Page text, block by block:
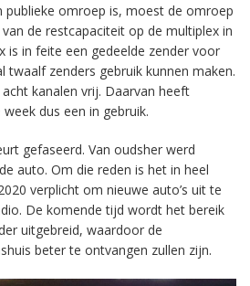
publieke omroep is, moest de omroep
de restcapaciteit op de multiplex in
is in feite een gedeelde zender voor
twaalf zenders gebruik kunnen maken.
kanalen vrij. Daarvan heeft
dus een in gebruik.
gefaseerd. Van oudsher werd
auto. Om die reden is het in heel
verplicht om nieuwe auto’s uit te
De komende tijd wordt het bereik
uitgebreid, waardoor de
beter te ontvangen zullen zijn.